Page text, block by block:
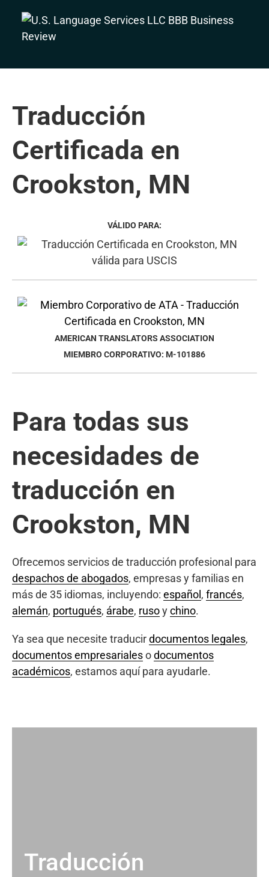
Traducción
Certificada en
Crookston, MN
VÁLIDO PARA:
AMERICAN TRANSLATORS ASSOCIATION
MIEMBRO CORPORATIVO: M-101886
Para todas sus
necesidades de
traducción en
Crookston, MN
Ofrecemos servicios de traducción profesional para
despachos de abogados, empresas y familias en
más de 35 idiomas, incluyendo: español , francés,
alemán, portugués, árabe, rusoychino.
Ya sea que necesite traducirdocumentos legales,
documentos empresarialesodocumentos
académicos, estamos aquí para ayudarle.
Traducción